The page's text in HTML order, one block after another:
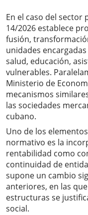
En el caso del sector
14/2026 establece
fusión,
unidades
salud, educación,
vulnerables.
Ministerio de
mecanismos
las sociedades
cubano.
Uno de los
normativo es la
rentabilidad como
continuidad de
supone un cambio
anteriores, en las
estructuras se
social.